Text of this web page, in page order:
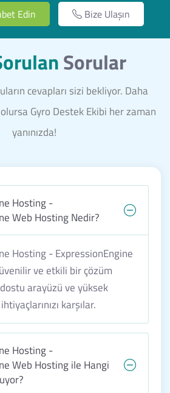
Edin Bize Ulaşın
Sorular
cevapları sizi bekliyor. Daha
Gyro Destek Ekibi her zaman
yanınızda!
Hosting -
Web Hosting Nedir?
Hosting - ExpressionEngine
ve etkili bir çözüm
dostu arayüzü ve yüksek
karşılar.
Hosting -
Web Hosting ile Hangi